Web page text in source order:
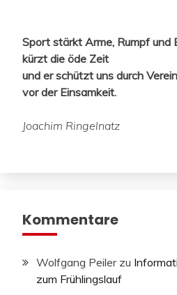
Sport stärkt Arme, Rumpf und
kürzt die öde Zeit
und er schützt uns durch
vor der Einsamkeit.
Joachim Ringelnatz
Kommentare
Wolfgang Peilerzu
zum Frühlingslauf